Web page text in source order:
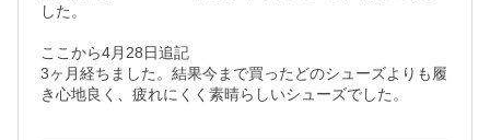
した。
ここから4月28日追記
3ヶ月経ちました。結果今まで買ったどのシューズよりも履
き心地良く、疲れにくく素晴らしいシューズでした。